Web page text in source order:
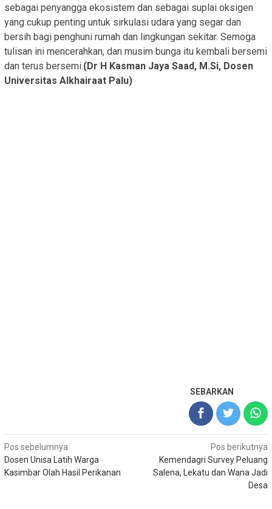
sebagai penyangga ekosistem dan sebagai suplai oksigen
yang cukup penting untuk sirkulasi udara yang segar dan
bersih bagi penghuni rumah dan lingkungan sekitar. Semoga
tulisan ini mencerahkan, dan musim bunga itu kembali bersemi
dan terus bersemi.(Dr H Kasman Jaya Saad, M.Si, Dosen
Universitas Alkhairaat Palu)
SEBARKAN
Navigasi
pos
Pos sebelumnya
Dosen Unisa Latih Warga
Kasimbar Olah Hasil Perikanan
Pos berikutnya
Kemendagri Survey Peluang
Salena, Lekatu dan Wana Jadi
Desa